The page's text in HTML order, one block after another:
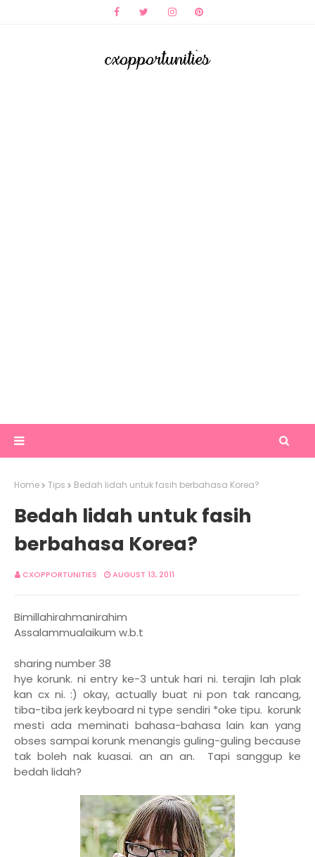
Home Tips Bedah lidah untuk fasih berbahasa Korea?
Bedah lidah untuk fasih
berbahasa Korea?
CXOPPORTUNITIES AUGUST 13, 2011
Bimillahirahmanirahim
Assalammualaikum w.b.t
sharing number 38
hye korunk. ni entry ke-3 untuk hari ni. terajin lah plak
kan cx ni. :) okay, actually buat ni pon tak rancang,
tiba-tiba jerk keyboard ni type sendiri *oke tipu. korunk
mesti ada meminati bahasa-bahasa lain kan yang
obses sampai korunk menangis guling-guling because
tak boleh nak kuasai. an an an. Tapi sanggup ke
bedah lidah?